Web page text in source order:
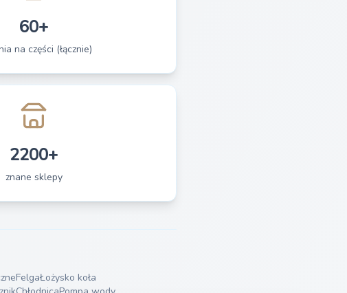
60+
na części (łącznie)
2200+
znane sklepy
FelgaŁożysko koła